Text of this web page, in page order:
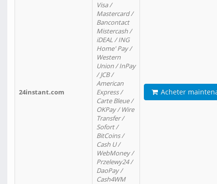
24instant.com
Visa /
Mastercard /
Bancontact
Mistercash /
iDEAL / ING
Home' Pay /
Western
Union / InPay
/ JCB /
American
Express /
Carte Bleue /
OKPay / Wire
Transfer /
Sofort /
BitCoins /
Cash U /
WebMoney /
Przelewy24 /
DaoPay /
Cash4WM
Acheter